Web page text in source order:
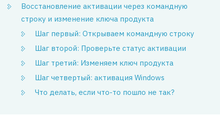
Восстановление активации через командную
строку и изменение ключа продукта
Шаг первый: Открываем командную строку
Шаг второй: Проверьте статус активации
Шаг третий: Изменяем ключ продукта
Шаг четвертый: активация Windows
Что делать, если что-то пошло не так?